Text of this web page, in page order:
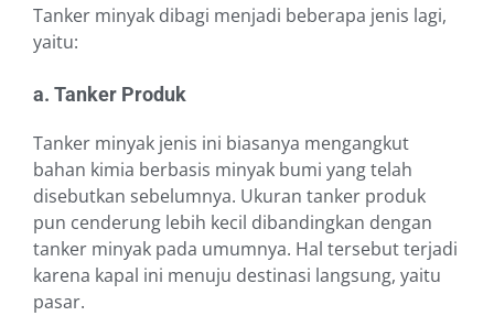
Tanker minyak dibagi menjadi beberapa jenis lagi,
yaitu:
a. Tanker Produk
Tanker minyak jenis ini biasanya mengangkut
bahan kimia berbasis minyak bumi yang telah
disebutkan sebelumnya. Ukuran tanker produk
pun cenderung lebih kecil dibandingkan dengan
tanker minyak pada umumnya. Hal tersebut terjadi
karena kapal ini menuju destinasi langsung, yaitu
pasar.